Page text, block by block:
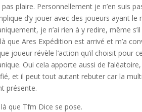
pas plaire. Personnellement je n’en suis
d’y jouer avec des joueurs ayant
je n’ai rien à y redire, même
là que Ares Expédition est arrivé et m’a
joueur révèle l’action qu’il choisit
Oui cela apporte aussi de
et il peut tout autant rebuter car la
présente.
là que Tfm Dice se pose.